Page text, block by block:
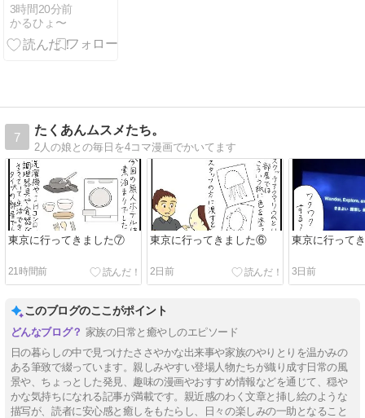
分）
3時間20分前
かるひょ〜
7
たくあんムスメたち。
2人の娘との毎日を4コマ漫画でかいてます
東京に行ってきました⑦
21時間前
東京に行ってきました⑥
2日前
東京に行って
3日前
このブログのここがポイント
家族の日常と癒やしのエピソード
日の暮らしの中で見つけたささやかな出来事や家族のやりとりを温かみの
ある筆致で綴っています。親しみやすい登場人物たちが織り成す日常の風
景や、ちょっとした発見、趣味の漫画やおすすめ情報などを通じて、穏や
かな気持ちになれる記事が満載です。親近感のわく文章と挿し絵のような
描写が、読者に安心感と癒しをもたらし、日々の楽しみの一助となること